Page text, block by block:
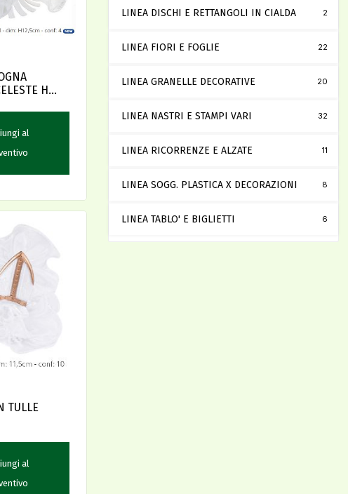
H
al
TULLE
al
LINEA DISCHI E RETTANGOLI IN CIALDA 2
LINEA FIORI E FOGLIE 22
LINEA GRANELLE DECORATIVE 20
LINEA NASTRI E STAMPI VARI 32
LINEA RICORRENZE E ALZATE 11
LINEA SOGG. PLASTICA X DECORAZIONI 8
LINEA TABLO' E BIGLIETTI 6